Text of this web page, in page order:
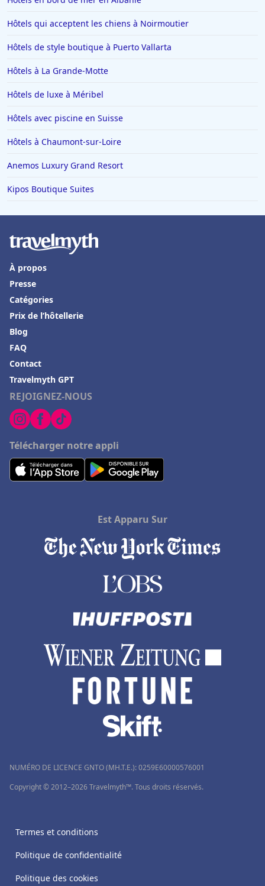
Hôtels qui acceptent les chiens à Noirmoutier
Hôtels de style boutique à Puerto Vallarta
Hôtels à La Grande-Motte
Hôtels de luxe à Méribel
Hôtels avec piscine en Suisse
Hôtels à Chaumont-sur-Loire
Anemos Luxury Grand Resort
Kipos Boutique Suites
REJOIGNEZ-NOUS
Télécharger notre appli
À propos
Presse
Catégories
Prix de l’hôtellerie
Blog
FAQ
Contact
Travelmyth GPT
Est Apparu Sur
NUMÉRO DE LICENCE GNTO (MH.T.E.): 0259Ε60000576001
Copyright © 2012–2026 Travelmyth™. Tous droits réservés.
Termes et conditions
Politique de confidentialité
Politique des cookies